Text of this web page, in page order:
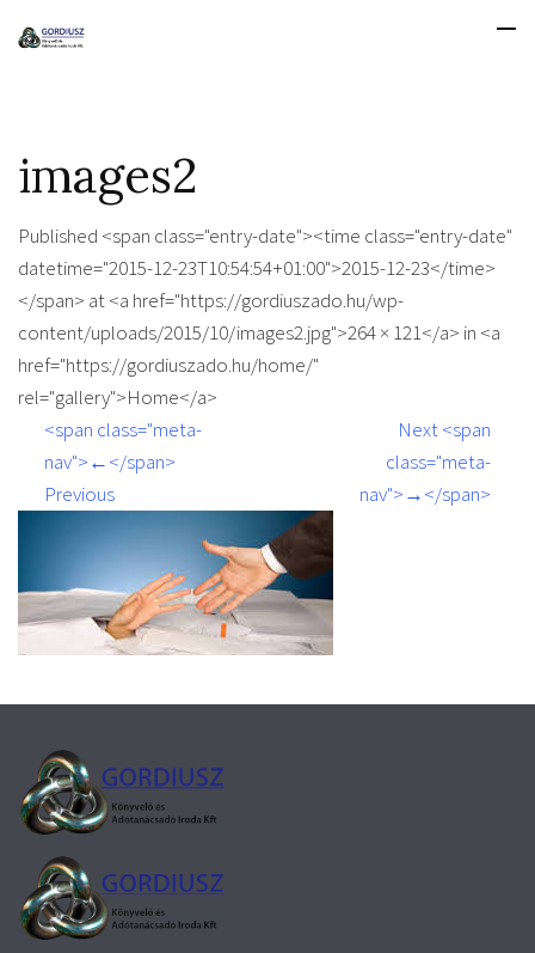
images2
Published <span class="entry-date"><time class="entry-date"
datetime="2015-12-23T10:54:54+01:00">2015-12-23</time>
</span> at <a href="https://gordiuszado.hu/wp-
content/uploads/2015/10/images2.jpg">264 × 121</a> in <a
href="https://gordiuszado.hu/home/"
rel="gallery">Home</a>
<span class="meta-
nav">←</span>
Previous
Next <span
class="meta-
nav">→</span>